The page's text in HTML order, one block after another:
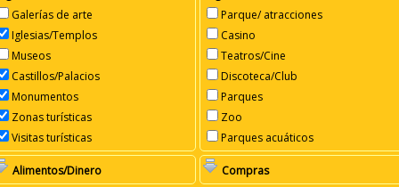
Galerías de arte
Iglesias/Templos
Museos
Castillos/Palacios
Monumentos
Zonas turísticas
Visitas turísticas
Parque/ atracciones
Casino
Teatros/Cine
Discoteca/Club
Parques
Zoo
Parques acuáticos
Alimentos/Dinero Compras